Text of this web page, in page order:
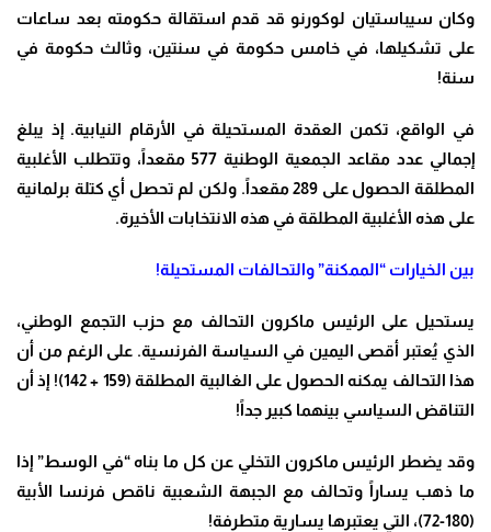
وكان سيباستيان لوكورنو قد قدم استقالة حكومته بعد ساعات
على تشكيلها، في خامس حكومة في سنتين، وثالث حكومة في
سنة!
في الواقع، تكمن العقدة المستحيلة في الأرقام النيابية. إذ يبلغ
إجمالي عدد مقاعد الجمعية الوطنية 577 مقعداً، وتتطلب الأغلبية
المطلقة الحصول على 289 مقعداً. ولكن لم تحصل أي كتلة برلمانية
على هذه الأغلبية المطلقة في هذه الانتخابات الأخيرة.
بين الخيارات “الممكنة” والتحالفات المستحيلة!
يستحيل على الرئيس ماكرون التحالف مع حزب التجمع الوطني،
الذي يُعتبر أقصى اليمين في السياسة الفرنسية. على الرغم من أن
هذا التحالف يمكنه الحصول على الغالبية المطلقة (159 + 142)! إذ أن
التناقض السياسي بينهما كبير جداً!
وقد يضطر الرئيس ماكرون التخلي عن كل ما بناه “في الوسط” إذا
ما ذهب يساراً وتحالف مع الجبهة الشعبية ناقص فرنسا الأبية
(180-72)، التي يعتبرها يسارية متطرفة
!